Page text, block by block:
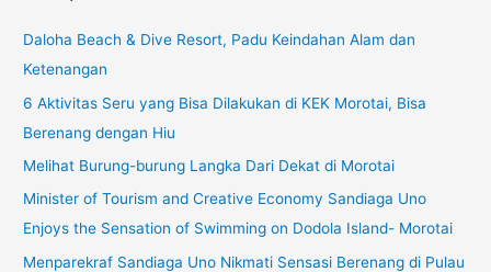
Daloha Beach & Dive Resort, Padu Keindahan Alam dan
Ketenangan
6 Aktivitas Seru yang Bisa Dilakukan di KEK Morotai, Bisa
Berenang dengan Hiu
Melihat Burung-burung Langka Dari Dekat di Morotai
Minister of Tourism and Creative Economy Sandiaga Uno
Enjoys the Sensation of Swimming on Dodola Island- Morotai
Menparekraf Sandiaga Uno Nikmati Sensasi Berenang di Pulau